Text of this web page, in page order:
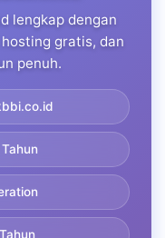
lengkap dengan
hosting gratis, dan
penuh.